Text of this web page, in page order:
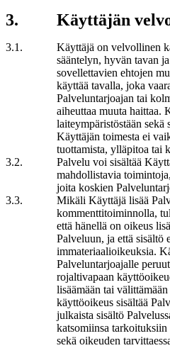
3. Käyttäjän
3.1.
Käyttäjä on velvollinen
sääntelyn, hyvän tavan
sovellettavien ehtojen
käyttää tavalla, joka
Palveluntarjoajan tai
aiheuttaa muuta haittaa.
laiteympäristöstään
Käyttäjän toimesta ei
tuottamista, ylläpitoa tai
3.2.
Palvelu voi sisältää
mahdollistavia
joita koskien
3.3.
Mikäli Käyttäjä lisää
kommenttitoiminnolla,
että hänellä on oikeus
Palveluun, ja että sisältö
immateriaalioikeuksia.
Palveluntarjoajalle
rojaltivapaan
lisäämään tai
käyttöoikeus sisältää
julkaista sisältö
katsomiinsa
sekä oikeuden